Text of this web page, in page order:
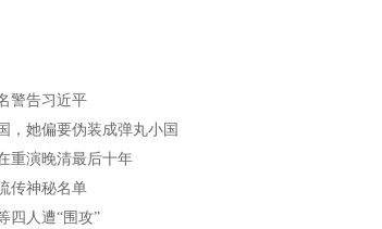
警告习近平
，她偏要伪装成弹丸小国
重演晚清最后十年
传神秘名单
四人遭“围攻”